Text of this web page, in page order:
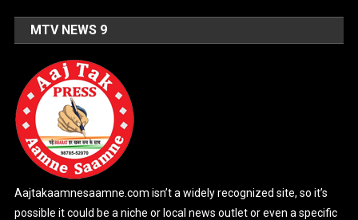
MTV NEWS 9
Aajtakaamnesaamne.com isn’t a widely recognized site, so it’s
possible it could be a niche or local news outlet or even a specific